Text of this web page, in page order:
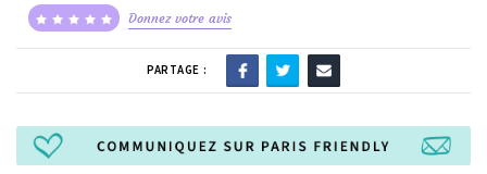
Donnez votre avis
PARTAGE :